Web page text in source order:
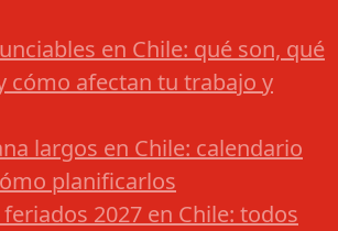
en Chile: qué son, qué
cómo afectan tu trabajo y
largos en Chile: calendario
planificarlos
2027 en Chile: todos